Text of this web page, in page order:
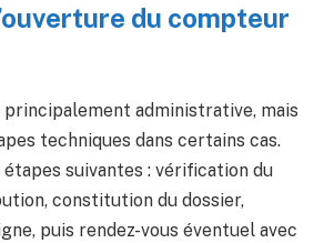
du compteur
principalement administrative, mais
techniques dans certains cas.
étapes suivantes : vérification du
constitution du dossier,
puis rendez-vous éventuel avec